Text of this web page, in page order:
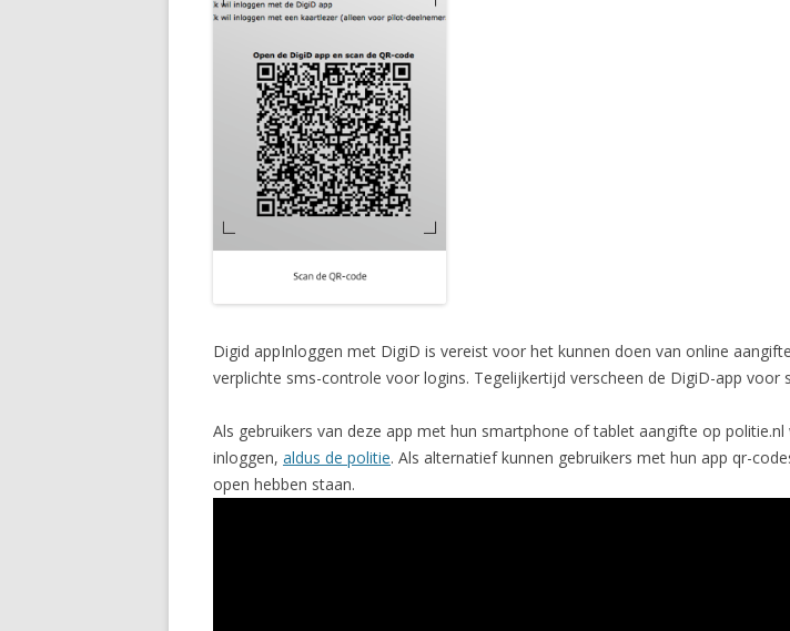
Digid appInloggen met DigiD is vereist voor het kunnen doen van online
verplichte sms-controle voor logins. Tegelijkertijd verscheen de DigiD-app voor
Als gebruikers van deze app met hun smartphone of tablet aangifte op
inloggen, aldus de politie. Als alternatief kunnen gebruikers met hun app qr-
open hebben staan.